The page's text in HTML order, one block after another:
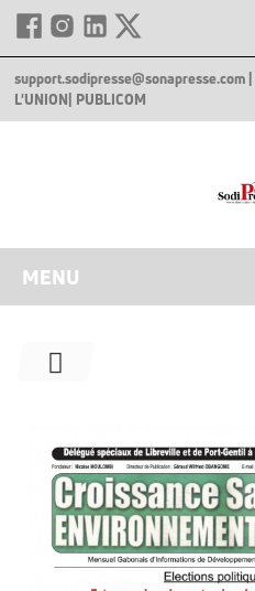
support.sodipresse@sonapresse.com
L'UNION | PUBLICOM
MENU